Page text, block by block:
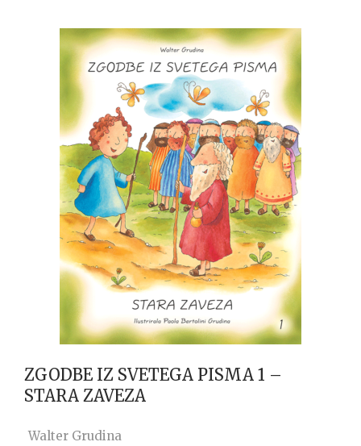
ZGODBE IZ SVETEGA PISMA 1 –
STARA ZAVEZA
Walter Grudina